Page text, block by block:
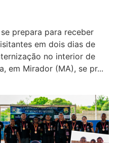
prepara para receber
em dois dias de
no interior de
em Mirador (MA), se pr...